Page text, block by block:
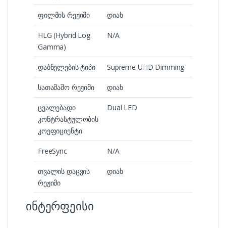
ფილმის რეჟიმი დიახ
HLG (Hybrid Log
Gamma)
N/A
დაბნელების ტიპი Supreme UHD Dimming
სათამაშო რეჟიმი დიახ
ცვალებადი
კონტრასტულობის
კოეფიციენტი
Dual LED
FreeSync N/A
თვალის დაცვის
რეჟიმი
დიახ
ინტერფეისი